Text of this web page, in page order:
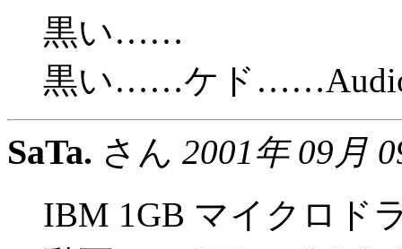
黒い……
黒い……ケド……Audio
SaTa. さん 2001年 09月
IBM 1GB マイクロド